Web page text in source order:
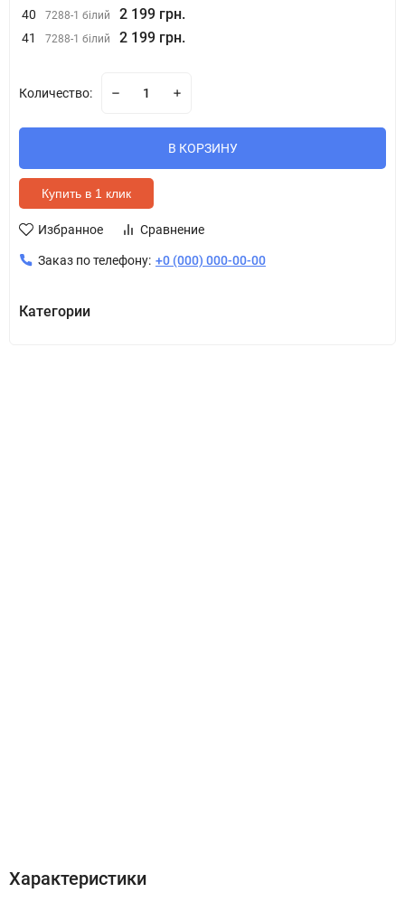
40 7288-1 білий 2 199 грн.
41 7288-1 білий 2 199 грн.
Количество:
В КОРЗИНУ
Купить в 1 клик
Избранное Сравнение
Заказ по телефону: +0 (000) 000-00-00
Категории
Характеристики